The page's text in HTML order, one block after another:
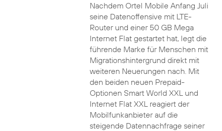
Nachdem Ortel Mobile Anfang Juli
seine Datenoffensive mit LTE-
Router und einer 50 GB Mega
Internet Flat gestartet hat, legt die
führende Marke für Menschen mit
Migrationshintergrund direkt mit
weiteren Neuerungen nach. Mit
den beiden neuen Prepaid-
Optionen Smart World XXL und
Internet Flat XXL reagiert der
Mobilfunkanbieter auf die
steigende Datennachfrage seiner